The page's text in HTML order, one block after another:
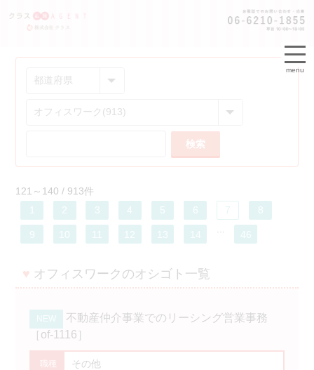
menu
検索
121～140 / 913件
1 2 3 4 5 6 7 8
9 10 12 13 14 46
♥ オフィスワークのオシゴト一覧
不動産仲介事業でのリーシング営業事務
［of-1116］
その他